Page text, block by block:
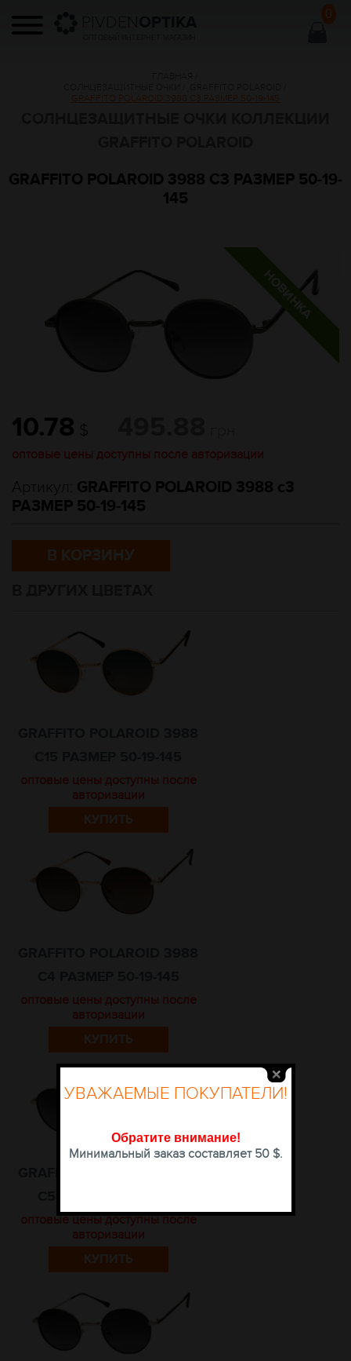
0
GRAFFITO POLAROID 3988 C3 РАЗМЕР 50-19-145
GRAFFITO POLAROID 3988 C3 РАЗМЕР 50-19-
145
10.78 $
оптовые цены доступны после авторизации
Артикул: GRAFFITO POLAROID 3988 c3
РАЗМЕР 50-19-145
В КОРЗИНУ
оптовые цены доступны после
авторизации
КУПИТЬ
оптовые цены доступны после
авторизации
КУПИТЬ
оптовые цены доступны после
авторизации
КУПИТЬ
УВАЖАЕМЫЕ ПОКУПАТЕЛИ!
Обратите внимание!
Минимальный заказ составляет 50 $.